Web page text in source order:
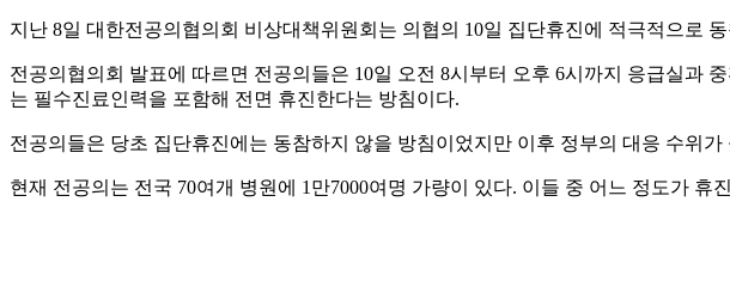
지난 8일 대한전공의협의회 비상대책위원회는 의협의 10일 집단휴진에 적극적으로
전공의협의회 발표에 따르면 전공의들은 10일 오전 8시부터 오후 6시까지 응급실과
는 필수진료인력을 포함해 전면 휴진한다는 방침이다.
전공의들은 당초 집단휴진에는 동참하지 않을 방침이었지만 이후 정부의 대응 수위
현재 전공의는 전국 70여개 병원에 1만7000여명 가량이 있다. 이들 중 어느 정도가